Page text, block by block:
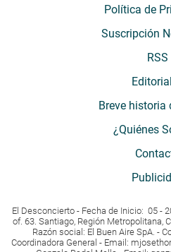
Política de
Suscripción
RSS
Breve historia
¿Quiénes
El Desconcierto - Fecha de Inicio: 05 -
of. 63. Santiago, Región Metropolitana,
Razón social: El Buen Aire SpA. -
Coordinadora General - Email: